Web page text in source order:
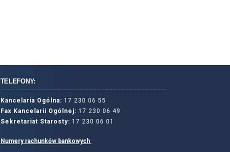
TELEFONY:
Kancelaria Ogólna: 17 230 06 55
Fax Kancelarii Ogólnej: 17 230 06 49
Sekretariat Starosty: 17 230 06 01
Numery rachunków bankowych